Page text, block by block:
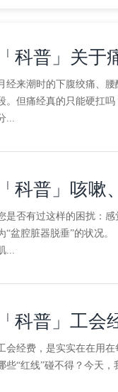
「科普」关
经来潮时的下腹绞痛、
。但痛经真的只能硬扛
...
「科普」咳
是否有过这样的困扰：
“盆腔脏器脱垂”的状况
...
「科普」工
会经费，是实实在在用
些“红线”碰不得？今天